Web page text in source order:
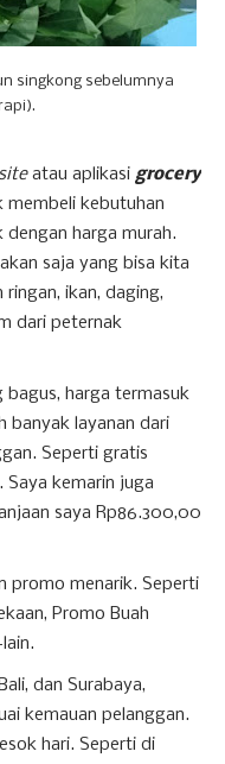
singkong sebelumnya
atau aplikasi grocery
membeli kebutuhan
harga murah.
saja yang bisa kita
ikan, daging,
dari peternak
bagus, harga termasuk
banyak layanan dari
Seperti gratis
Saya kemarin juga
saya Rp86.300,00
promo menarik. Seperti
Promo Buah
dan Surabaya,
kemauan pelanggan.
hari. Seperti di